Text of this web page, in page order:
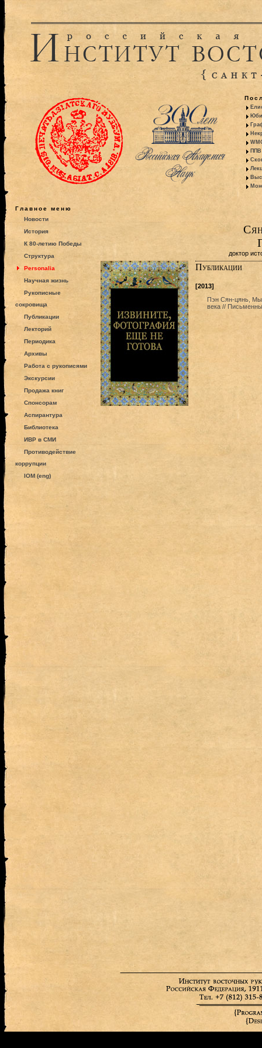
ППВ
Главное меню
Новости
История
К 80-летию Победы
Структура
Personalia
Научная жизнь
Рукописные
сокровища
Публикации
Лекторий
Периодика
Архивы
Работа с рукописями
Экскурсии
Продажа книг
Спонсорам
Аспирантура
Библиотека
ИВР в СМИ
Противодействие
коррупции
IOM (eng)
доктор
Публикации
[2013]
Пэн Сян-цянь,
века //